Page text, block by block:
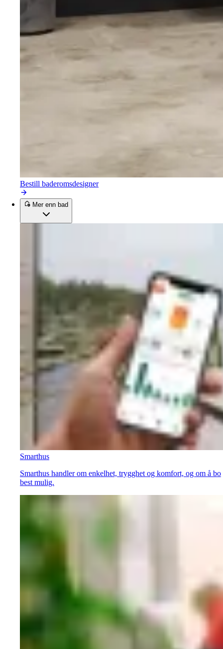
Bestill baderomsdesigner
Mer enn bad
Smarthus
Smarthus handler om enkelhet, trygghet og komfort, og om å bo
best mulig.